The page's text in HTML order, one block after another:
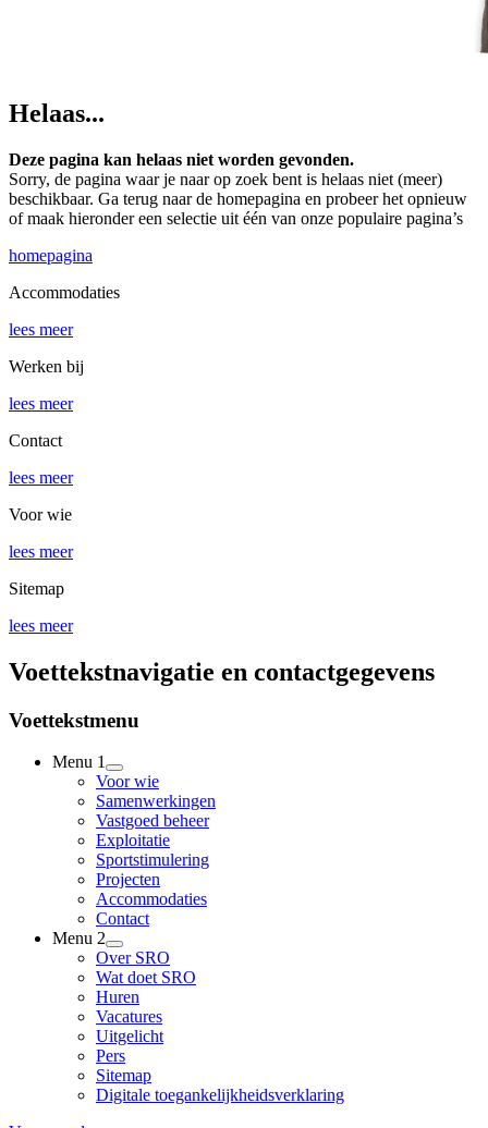
Helaas...
Deze pagina kan helaas niet worden gevonden.
Sorry, de pagina waar je naar op zoek bent is helaas niet (meer)
beschikbaar. Ga terug naar de homepagina en probeer het opnieuw
of maak hieronder een selectie uit één van onze populaire pagina’s
homepagina
Accommodaties
lees meer
Werken bij
lees meer
Contact
lees meer
Voor wie
lees meer
Sitemap
lees meer
Voettekstnavigatie en contactgegevens
Voettekstmenu
Menu 1
Voor wie
Samenwerkingen
Vastgoed beheer
Exploitatie
Sportstimulering
Projecten
Accommodaties
Contact
Menu 2
Over SRO
Wat doet SRO
Huren
Vacatures
Uitgelicht
Pers
Sitemap
Digitale toegankelijkheidsverklaring